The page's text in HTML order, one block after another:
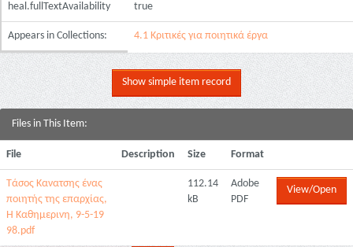
heal.fullTextAvailability true
Appears in Collections: 4.1 Κριτικές για ποιητικά έργα
Show simple item record
Files in This Item:
File Description Size Format
Τάσος Κανατσης ένας
ποιητής της επαρχίας,
Η Καθημερινη, 9-5-19
98.pdf
112.14
kB
Adobe
PDF
View/Open